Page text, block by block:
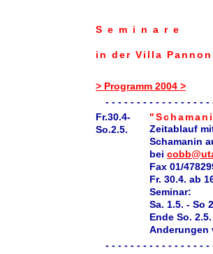
Seminare
in der Villa
> Programm 2004 >
- - - - - - - - - - - - - - - -
Fr.30.4-
So.2.5.
Zeitablauf
Schamanin
bei
Fax 01/
Fr. 30.4. ab
Seminar:
Sa. 1.5. - So
Ende So.
Anderungen
- - - - - - - - - - - - - - - -